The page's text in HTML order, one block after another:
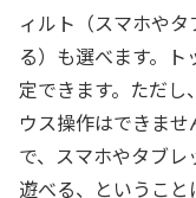
ィルト（スマホや
る）も選べます。
定できます。ただ
ウス操作はできま
で、スマホやタブ
遊べる、ということ